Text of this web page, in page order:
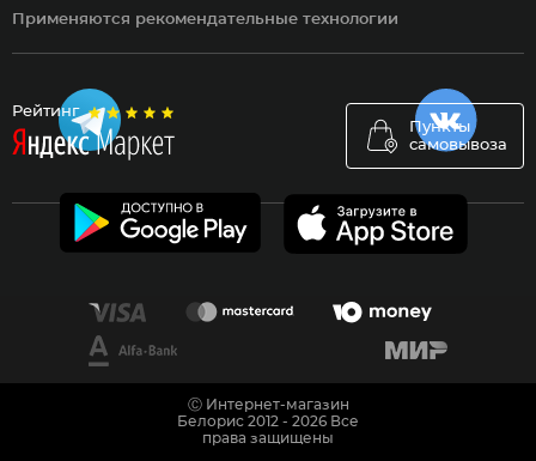
Рейтинг
Пункты
самовывоза
Применяются рекомендательные технологии
Ⓒ Интернет-магазин
Белорис 2012 - 2026 Все
права защищены